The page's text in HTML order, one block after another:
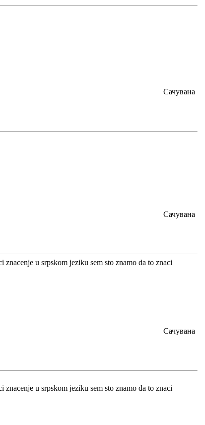
Сачувана
Сачувана
u srpskom jeziku sem sto znamo da to znaci
Сачувана
u srpskom jeziku sem sto znamo da to znaci